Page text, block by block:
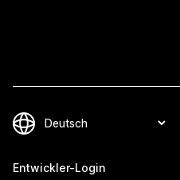
Entwickler-Login